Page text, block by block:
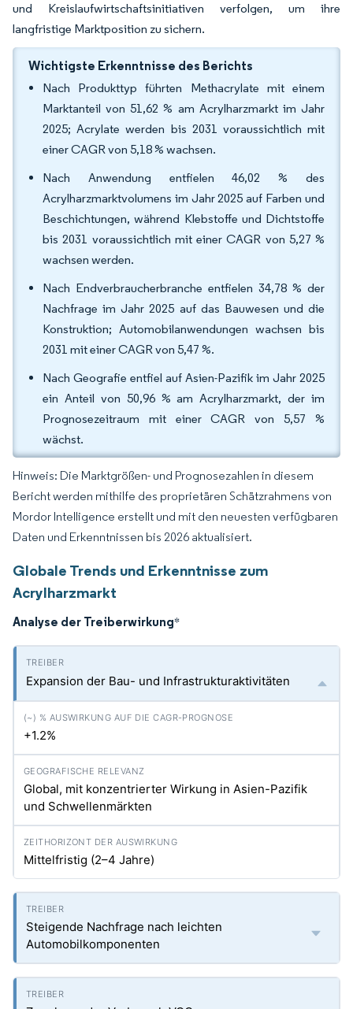
und Kreislaufwirtschaftsinitiativen verfolgen, um ihre
langfristige Marktposition zu sichern.
Wichtigste Erkenntnisse des Berichts
Nach Produkttyp führten Methacrylate mit einem
Marktanteil von 51,62 % am Acrylharzmarkt im Jahr
2025; Acrylate werden bis 2031 voraussichtlich mit
einer CAGR von 5,18 % wachsen.
Nach Anwendung entfielen 46,02 % des
Acrylharzmarktvolumens im Jahr 2025 auf Farben und
Beschichtungen, während Klebstoffe und Dichtstoffe
bis 2031 voraussichtlich mit einer CAGR von 5,27 %
wachsen werden.
Nach Endverbraucherbranche entfielen 34,78 % der
Nachfrage im Jahr 2025 auf das Bauwesen und die
Konstruktion; Automobilanwendungen wachsen bis
2031 mit einer CAGR von 5,47 %.
Nach Geografie entfiel auf Asien-Pazifik im Jahr 2025
ein Anteil von 50,96 % am Acrylharzmarkt, der im
Prognosezeitraum mit einer CAGR von 5,57 %
wächst.
Hinweis: Die Marktgrößen- und Prognosezahlen in diesem
Bericht werden mithilfe des proprietären Schätzrahmens von
Mordor Intelligence erstellt und mit den neuesten verfügbaren
Daten und Erkenntnissen bis 2026 aktualisiert.
Globale Trends und Erkenntnisse zum
Acrylharzmarkt
Analyse der Treiberwirkung*
Expansion der Bau- und Infrastrukturaktivitäten
+1.2%
Global, mit konzentrierter Wirkung in Asien-Pazifik
und Schwellenmärkten
Mittelfristig (2–4 Jahre)
Steigende Nachfrage nach leichten
Automobilkomponenten